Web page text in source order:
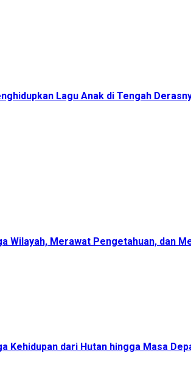
Lagu Anak di Tengah
Wilayah, Merawat Pengetahuan, dan
Kehidupan dari Hutan hingga Masa